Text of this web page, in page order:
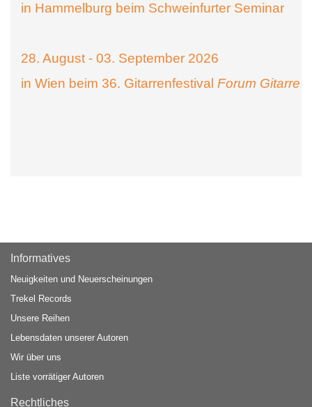
in Hammelburg beim Schweinfurter Seminar
28. August - 03. September 2026
in Wien beim 36. Gitarrenfestival Forum Gitarre
Informatives
Neuigkeiten und Neuerscheinungen
Trekel Records
Unsere Reihen
Lebensdaten unserer Autoren
Wir über uns
Liste vorrätiger Autoren
Rechtliches